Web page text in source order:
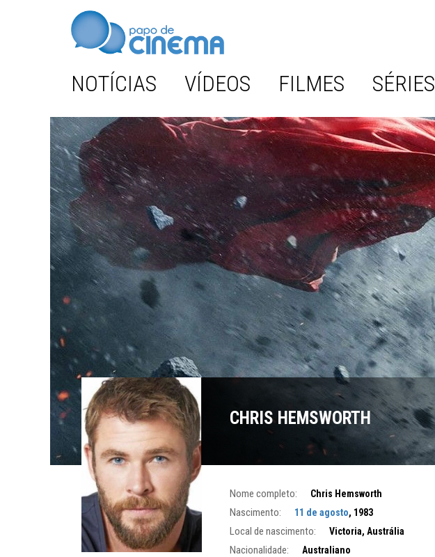
NOTÍCIAS VÍDEOS FILMES SÉRIES
CHRIS HEMSWORTH
Nome completo: Chris Hemsworth
Nascimento: 11 de agosto, 1983
Local de nascimento: Victoria, Austrália
Nacionalidade: Australiano